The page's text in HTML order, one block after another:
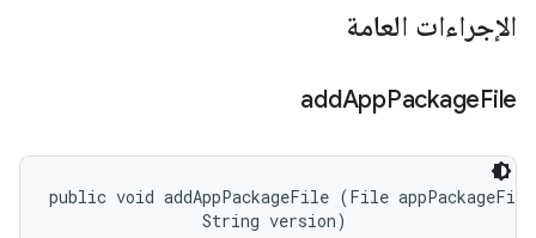
الإجراءات العامة
addAppPackageFile
public void addAppPackageFile (File
                String version)